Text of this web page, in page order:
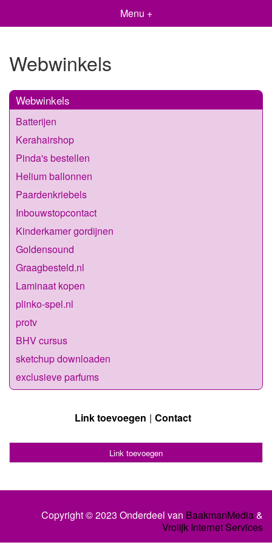
Menu +
Webwinkels
Webwinkels
Batterijen
Kerahairshop
Pinda's bestellen
Helium ballonnen
Paardenkriebels
Inbouwstopcontact
Kinderkamer gordijnen
Goldensound
Graagbesteld.nl
Laminaat kopen
plinko-spel.nl
protv
BHV cursus
sketchup downloaden
exclusieve parfums
Link toevoegen Contact
Link toevoegen
Copyright © 2023 Onderdeel van BaakmanMedia&
Vrolijk Internet Services